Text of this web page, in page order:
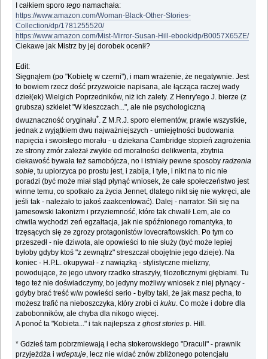
I całkiem sporotego namachała:
https://www.amazon.com/Woman-Black-Other-Stories-
Collection/dp/1781255520/
https://www.amazon.com/Mist-Mirror-Susan-Hill-ebook/dp/B0057X65ZE/
Ciekawe jak Mistrz by jej dorobek ocenił?
Edit:
Sięgnąłem (po "Kobietę w czerni"), i mam wrażenie, że negatywnie. Jest
to bowiem rzecz dość przyzwoicie napisana, ale łącząca raczej wady
dzieł(ek) Wielgich Poprzedników, niż ich zalety. Z Henry'ego J. bierze (z
grubsza) szkielet "W kleszczach...", ale nie psychologiczną
dwuznaczność oryginału* . Z M.R.J. sporo elementów, prawie wszystkie,
jednak z wyjątkiem dwu najważniejszych - umiejętności budowania
napięcia i swoistego morału - u dziekana Cambridge stopień zagrożenia
ze strony zmór zależał zwykle od moralności delikwenta, zbytnia
ciekawość bywała też samobójcza, no i istniały pewne sposobyradzenia
sobie , tu upiorzyca po prostu jest, i zabija, i tyle, i nikt na to nic nie
poradzi (być może miał stąd płynąć wniosek, że całe społeczeństwo jest
winne temu, co spotkało za życia Jennet, dlatego nikt się nie wykręci, ale
jeśli tak - należało to jakoś zaakcentować). Dalej - narrator. Sili się na
jamesowski lakonizm i przyziemność, które tak chwalił Lem, ale co
chwila wychodzi zeń egzaltacja, jak nie spóźnionego romantyka, to
trzęsących się ze zgrozy protagonistów lovecraftowskich. Po tym co
przeszedł - nie dziwota, ale opowieści to nie służy (być może lepiej
byłoby gdyby ktoś "z zewnątrz" streszczał obojętnie jego dzieje). Na
koniec - H.P.L. okupywał - z nawiązką - stylistyczne mielizny,
powodujące, że jego utwory rzadko straszyły, filozoficznymi głębiami. Tu
tego też nie doświadczymy, bo jedyny możliwy wniosek z niej płynący -
gdyby brać treść w/w powieści serio - byłby taki, że jak masz pecha, to
możesz trafić na nieboszczyka, który zrobi cikuku . Co może i dobre dla
zabobonników, ale chyba dla nikogo więcej.
A ponoć ta "Kobieta..." i tak najlepsza zghost stories p. Hill.
* Gdzieś tam pobrzmiewają i echa stokerowskiego "Draculi" - prawnik
przyjeżdża iwdeptuje , lecz nie widać znów zbliżonego potencjału